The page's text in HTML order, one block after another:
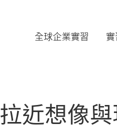
全球企業實習
拉近想像